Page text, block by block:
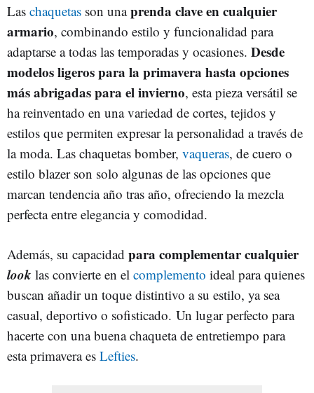
Las chaquetas son unaprenda clave en cualquier
armario, combinando estilo y funcionalidad para
adaptarse a todas las temporadas y ocasiones. Desde
modelos ligeros para la primavera hasta opciones
más abrigadas para el invierno, esta pieza versátil se
ha reinventado en una variedad de cortes, tejidos y
estilos que permiten expresar la personalidad a través de
la moda. Las chaquetas bomber, vaqueras, de cuero o
estilo blazer son solo algunas de las opciones que
marcan tendencia año tras año, ofreciendo la mezcla
perfecta entre elegancia y comodidad.
Además, su capacidad para complementar cualquier
look las convierte en el complemento ideal para quienes
buscan añadir un toque distintivo a su estilo, ya sea
casual, deportivo o sofisticado. Un lugar perfecto para
hacerte con una buena chaqueta de entretiempo para
esta primavera es Lefties.